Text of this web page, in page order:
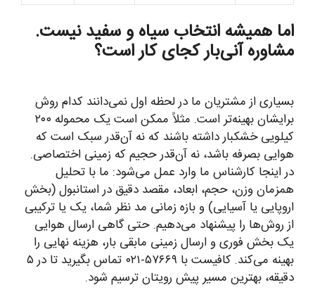
اما همیشه انتخاب سیاه و سفید نیست.
مشاوره آنی‌بار کجای کار است؟
بسیاری از مشتریان ما در لحظه اول نمی‌دانند کدام روش
برایشان بهینه‌تر است. مثلاً ممکن است یک محموله ۲۰۰
کیلویی خشکبار داشته باشند که نه آن‌قدر سبک است که
هوایی بصرفه باشد، نه آن‌قدر حجیم که زمینی اختصاصی.
در اینجا کارشناس ما وارد عمل می‌شود: ما با تحلیل
همزمان وزن، حجم، ابعاد، مقصد دقیق در استانبول (بخش
اروپایی یا آسیایی) و بازه زمانی مد نظر شما، یک یا ترکیبی
از روش‌ها را پیشنهاد می‌دهیم. حتی گاهی ارسال هوایی
یک بخش فوری و ارسال زمینی مابقی بار، هزینه نهایی را
بهینه می‌کند. کافیست با ۵۷۶۶۹-۰۲۱ تماس بگیرید تا در ۵
دقیقه، بهترین مسیر پیش رویتان ترسیم شود.